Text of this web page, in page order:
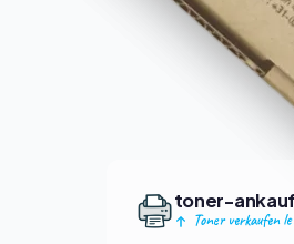
toner-
Toner verkaufen